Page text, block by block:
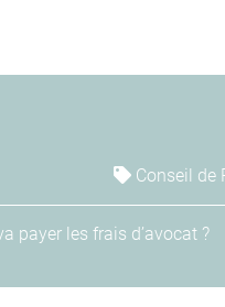
Conseil de
payer les frais d’avocat ?